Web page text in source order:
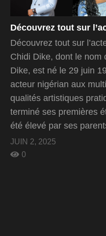
Découvrez tout sur
Découvrez tout sur
Chidi Dike, dont le nom
Dike, est né le 29 juin
acteur nigérian aux
qualités artistiques
terminé ses premières
été élevé par ses
JUIN 2, 2025
0